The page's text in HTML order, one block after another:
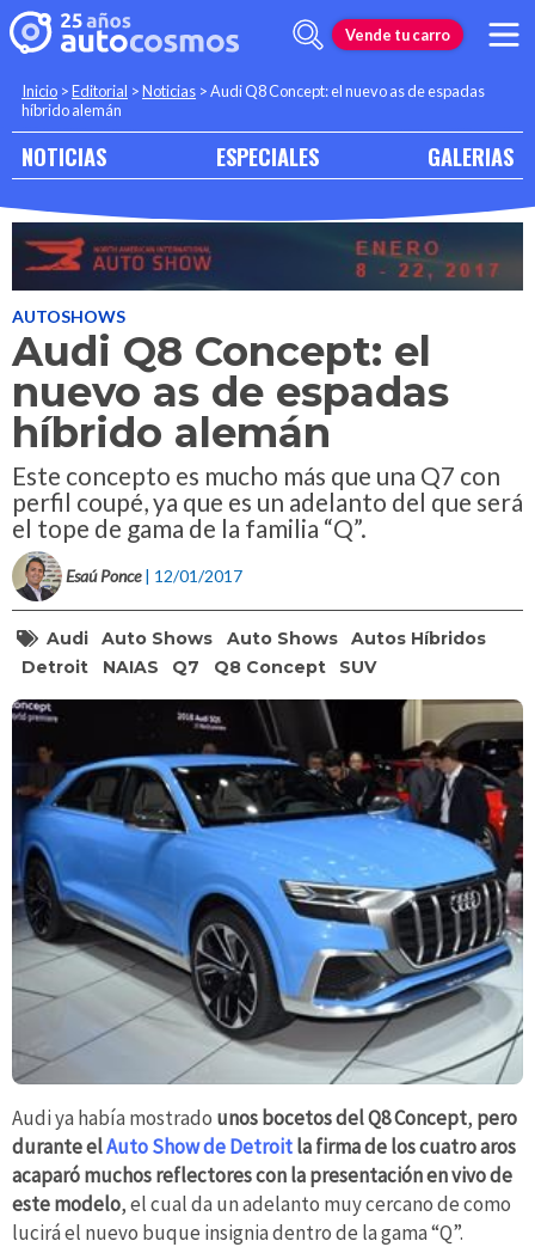
Vende tu carro
Inicio >Editorial >Noticias >Audi Q8 Concept: el nuevo as de espadas
híbrido alemán
NOTICIAS ESPECIALES GALERIAS
AUTOSHOWS
Audi Q8 Concept: el
nuevo as de espadas
híbrido alemán
Este concepto es mucho más que una Q7 con
perfil coupé, ya que es un adelanto del que será
el tope de gama de la familia “Q”.
Esaú Ponce | 12/01/2017
Audi Auto Shows Auto Shows
Autos Híbridos
Detroit
NAIAS Q7 Q8 Concept SUV
Audi ya había mostrado unos bocetos del Q8 Concept, pero
durante elAuto Show de Detroitla firma de los cuatro aros
acaparó muchos reflectores con la presentación en vivo de
este modelo, el cual da un adelanto muy cercano de como
lucirá el nuevo buque insignia dentro de la gama “Q”.